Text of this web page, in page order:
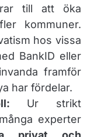
till att öka
kommuner.
hos vissa
BankID eller
framför
har fördelar.
Ur strikt
experter